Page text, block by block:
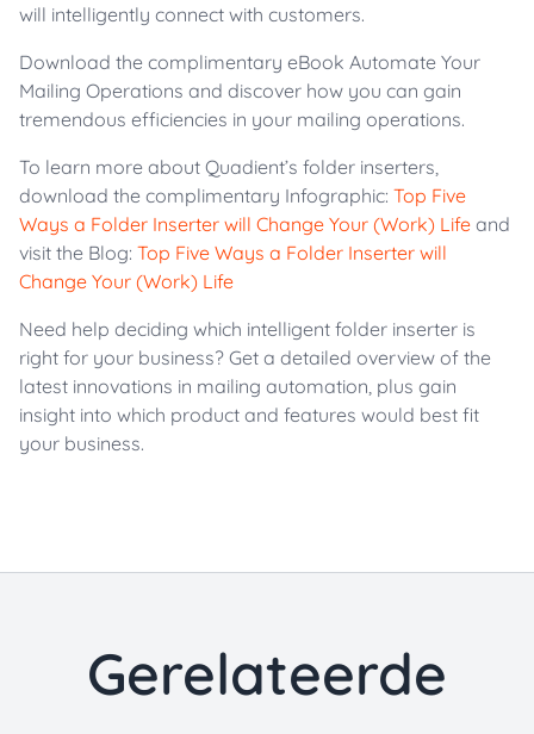
will intelligently connect with customers.
Download the complimentary eBook Automate Your
Mailing Operations and discover how you can gain
tremendous efficiencies in your mailing operations.
To learn more about Quadient’s folder inserters,
download the complimentary Infographic: Top Five
Ways a Folder Inserter will Change Your (Work) Life and
visit the Blog: Top Five Ways a Folder Inserter will
Change Your (Work) Life
Need help deciding which intelligent folder inserter is
right for your business? Get a detailed overview of the
latest innovations in mailing automation, plus gain
insight into which product and features would best fit
your business.
Gerelateerde